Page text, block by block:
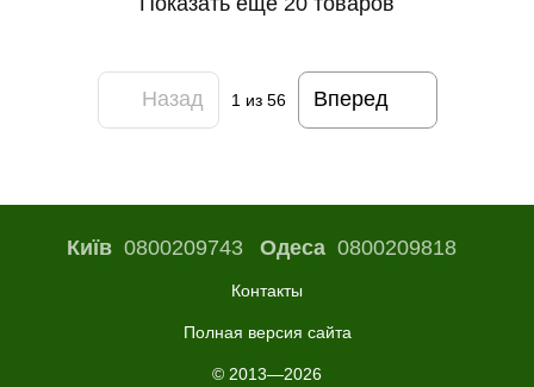
Назад 1 из 56 Вперед
Київ0800209743 Одеса0800209818
Контакты
Полная версия сайта
© 2013—2026